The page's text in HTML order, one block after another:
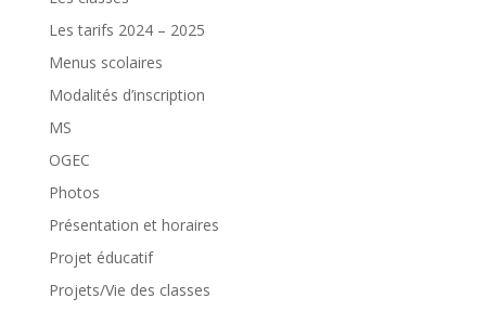
Les tarifs 2024 – 2025
Menus scolaires
Modalités d’inscription
MS
OGEC
Photos
Présentation et horaires
Projet éducatif
Projets/Vie des classes